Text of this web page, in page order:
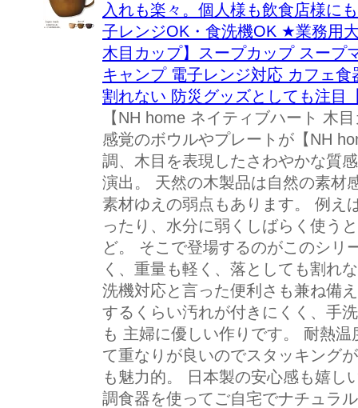
入れも楽々。個人様も飲食店様に
子レンジOK・食洗機OK ★業務用
木目カップ】スープカップ スープ
キャンプ 電子レンジ対応 カフェ
割れない 防災グッズとしても注目
【NH home ネイティブハート 木
感覚のボウルやプレートが【NH
調、木目を表現したさわやかな質
演出。 天然の木製品は自然の素材
素材ゆえの弱点もあります。 例え
ったり、水分に弱くしばらく使う
ど。 そこで登場するのがこのシリ
く、重量も軽く、落としても割れ
洗機対応と言った便利さも兼ね備
するくらい汚れが付きにくく、手
も 主婦に優しい作りです。 耐熱
て重なりが良いのでスタッキング
も魅力的。 日本製の安心感も嬉し
調食器を使ってご自宅でナチュラ